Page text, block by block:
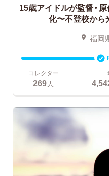
15歳アイドルが監督・原
化〜不登校から
福岡
コレクター
269 人